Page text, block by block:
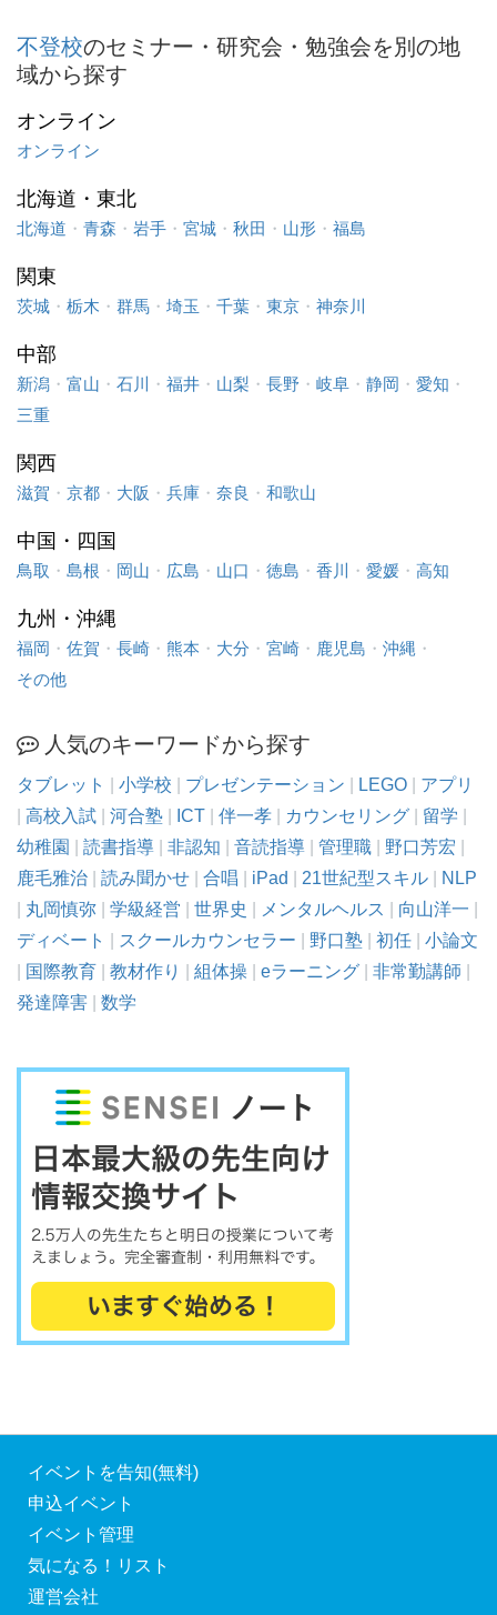
不登校のセミナー・研究会・勉強会を別の地
域から探す
オンライン
オンライン
北海道・東北
北海道 ・ 青森 ・ 岩手 ・ 宮城 ・ 秋田 ・ 山形 ・ 福島
関東
茨城 ・ 栃木 ・ 群馬 ・ 埼玉 ・ 千葉 ・ 東京 ・ 神奈川
中部
新潟 ・ 富山 ・ 石川 ・ 福井 ・ 山梨 ・ 長野 ・ 岐阜 ・ 静岡 ・ 愛知 ・
三重
関西
滋賀 ・ 京都 ・ 大阪 ・ 兵庫 ・ 奈良 ・ 和歌山
中国・四国
鳥取 ・ 島根 ・ 岡山 ・ 広島 ・ 山口 ・ 徳島 ・ 香川 ・ 愛媛 ・ 高知
九州・沖縄
福岡 ・ 佐賀 ・ 長崎 ・ 熊本 ・ 大分 ・ 宮崎 ・ 鹿児島 ・ 沖縄 ・
その他
人気のキーワードから探す
タブレット 小学校 プレゼンテーション LEGO
アプリ
高校入試 河合塾 ICT 伴一孝 カウンセリング 留学
幼稚園
読書指導 非認知 音読指導 管理職 野口芳宏
鹿毛雅治
読み聞かせ 合唱 iPad 21世紀型スキル
NLP
丸岡慎弥 学級経営 世界史 メンタルヘルス 向山洋一
ディベート
スクールカウンセラー 野口塾 初任
小論文
国際教育 教材作り 組体操 eラーニング 非常勤講師
発達障害
数学
イベントを告知(無料)
申込イベント
イベント管理
気になる！リスト
運営会社